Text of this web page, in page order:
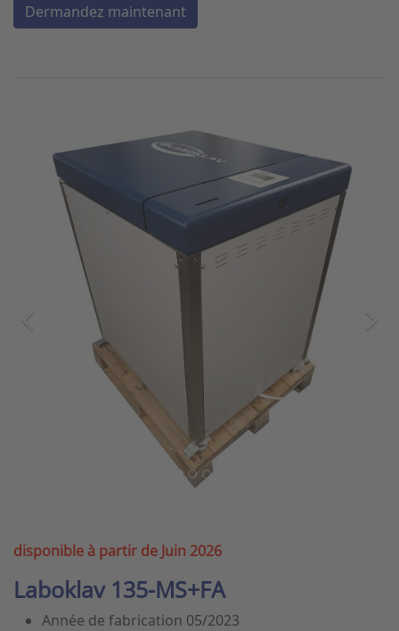
Dermandez maintenant
disponible à partir de Juin 2026
Laboklav 135-MS+FA
Année de fabrication 05/2023